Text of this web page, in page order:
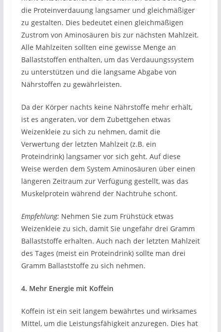
die Proteinverdauung langsamer und gleichmäßiger
zu gestalten. Dies bedeutet einen gleichmäßigen
Zustrom von Aminosäuren bis zur nächsten Mahlzeit.
Alle Mahlzeiten sollten eine gewisse Menge an
Ballaststoffen enthalten, um das Verdauungssystem
zu unterstützen und die langsame Abgabe von
Nährstoffen zu gewährleisten.
Da der Körper nachts keine Nährstoffe mehr erhält,
ist es angeraten, vor dem Zubettgehen etwas
Weizenkleie zu sich zu nehmen, damit die
Verwertung der letzten Mahlzeit (z.B. ein
Proteindrink) langsamer vor sich geht. Auf diese
Weise werden dem System Aminosäuren über einen
längeren Zeitraum zur Verfügung gestellt, was das
Muskelprotein während der Nachtruhe schont.
Empfehlung: Nehmen Sie zum Frühstück etwas
Weizenkleie zu sich, damit Sie ungefähr drei Gramm
Ballaststoffe erhalten. Auch nach der letzten Mahlzeit
des Tages (meist ein Proteindrink) sollte man drei
Gramm Ballaststoffe zu sich nehmen.
4. Mehr Energie mit Koffein
Koffein ist ein seit langem bewährtes und wirksames
Mittel, um die Leistungsfähigkeit anzuregen. Dies hat